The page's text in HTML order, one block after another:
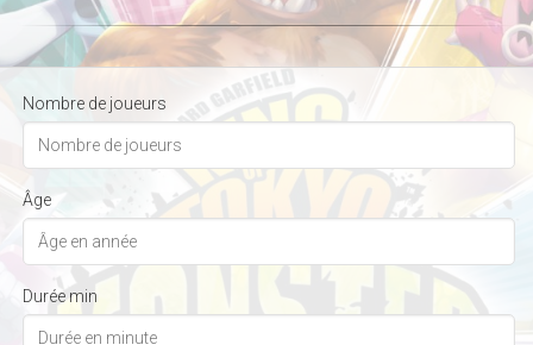
Nombre de joueurs
Âge
Durée min